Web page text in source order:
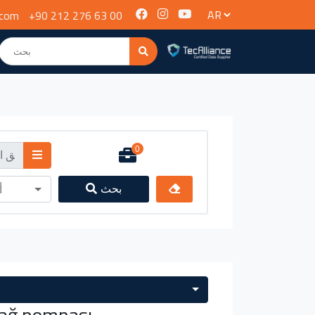
+90 212 276 63 00
0
بحث